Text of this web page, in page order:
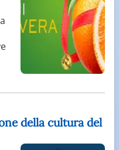
della cultura del